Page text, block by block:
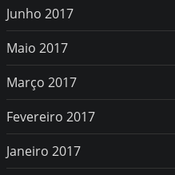
Junho 2017
Maio 2017
Março 2017
Fevereiro 2017
Janeiro 2017